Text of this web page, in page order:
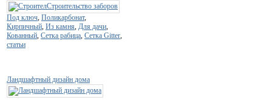
Под ключ, Поликарбонат,
Кирпичный, Из камня, Для дачи,
Кованный, Сетка рабица, Сетка Gitter,
статьи
Ландшафтный дизайн дома